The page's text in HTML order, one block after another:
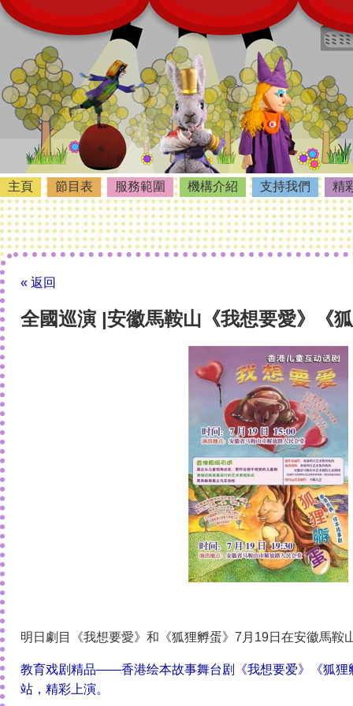
主頁 節目表 服務範圍 機構介紹 支持我們 精
« 返回
全國巡演 |安徽馬鞍山《我想要愛》《
明日劇目《我想要愛》和《狐狸孵蛋》7月19日在安徽馬鞍
教育戏剧精品——香港绘本故事舞台剧《我想要爱》《狐狸
站，精彩上演。